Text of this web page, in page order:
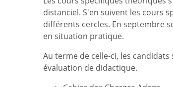
distanciel. S'en suivent les cours
différents cercles. En septembre
en situation pratique.
Au terme de celle-ci, les
évaluation de didactique.